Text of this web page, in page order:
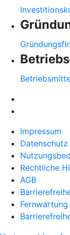
Impressum
Datenschutz
Rechtliche
AGB
Fernwartung